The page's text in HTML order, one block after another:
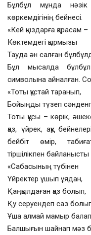
Бұлбұл мұнда нәзік
көркемдігінің бейнесі.
«Кей қыздарға қарасам –
Көктемдегі қырмызы
Тауда ән салған
Бұл мысалда
символына айналған.
«Тоты құстай таранып,
Бойыңды түзеп
Тоты құсы – көрік,
қаз, үйрек, аққу
бейбіт өмір,
тіршілікпен
«Сабасының түбінен
Үйректер ұшып ұядан,
Қаңқылдаған қаз болып,
Қу серуендеп саз
Ұша алмай мамыр
Балшығын шайнап мәз